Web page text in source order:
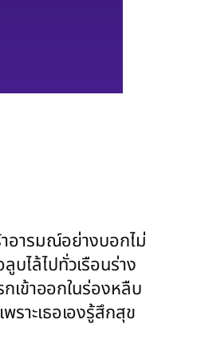
อารมณ์อย่างบอกไม่
ไล้ไปทั่วเรือนร่าง
เข้าออกในร่องหลืบ
าะเธอเองรู้สึกสุข